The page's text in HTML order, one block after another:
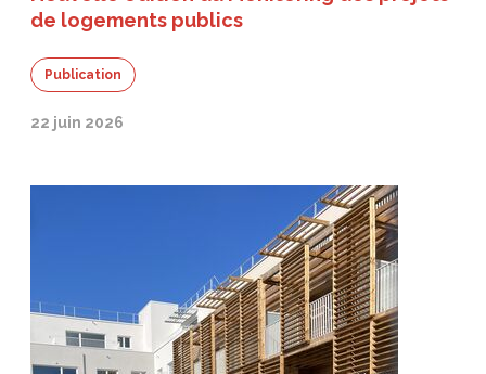
de logements publics
Publication
22 juin 2026